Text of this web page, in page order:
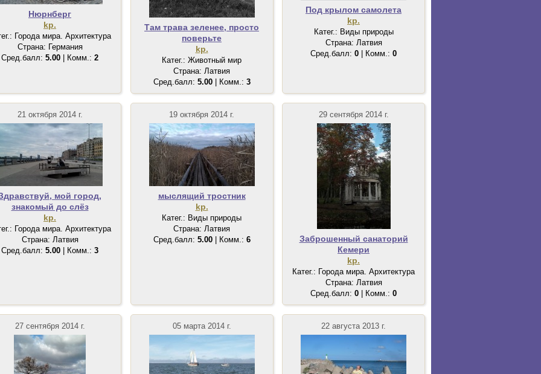
Нюрнберг
kp.
Города мира. Архитектура
Страна: Германия
Сред.балл: 5.00 | Комм.: 2
Там трава зеленее, просто
поверьте
kp.
Катег.: Животный мир
Страна: Латвия
Сред.балл: 5.00| Комм.: 3
Под крылом самолета
kp.
Катег.: Виды природы
Страна: Латвия
Сред.балл: 0 | Комм.: 0
21 октября 2014 г.
мой город,
знакомый до слёз
kp.
Города мира. Архитектура
Страна: Латвия
Сред.балл: 5.00 | Комм.: 3
19 октября 2014 г.
мыслящий тростник
kp.
Катег.: Виды природы
Страна: Латвия
Сред.балл: 5.00| Комм.: 6
29 сентября 2014 г.
Заброшенный санаторий
Кемери
kp.
Катег.: Города мира. Архитектура
Страна: Латвия
Сред.балл: 0 | Комм.: 0
27 сентября 2014 г. 05 марта 2014 г. 22 августа 2013 г.